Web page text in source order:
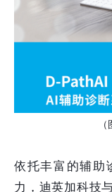
依托丰富的辅助
力，迪英加科技